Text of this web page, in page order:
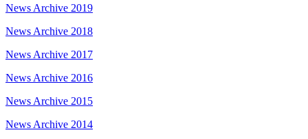
News Archive 2019
News Archive 2018
News Archive 2017
News Archive 2016
News Archive 2015
News Archive 2014